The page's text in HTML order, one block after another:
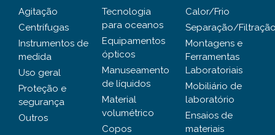
Agitação
Centrífugas
Instrumentos de
medida
Uso geral
Proteção e
segurança
Outros
Tecnologia
para oceanos
Equipamentos
ópticos
Manuseamento
de líquidos
Material
volumétrico
Copos
Calor/Frio
Separação/
Montagens e
Ferramentas
Laboratoriais
Mobiliário de
laboratório
Ensaios de
materiais